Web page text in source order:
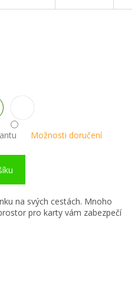
Možnosti doručení
na svých cestách. Mnoho
pro karty vám zabezpečí